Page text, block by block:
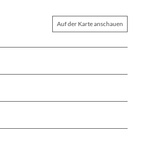
Auf der Karte anschauen